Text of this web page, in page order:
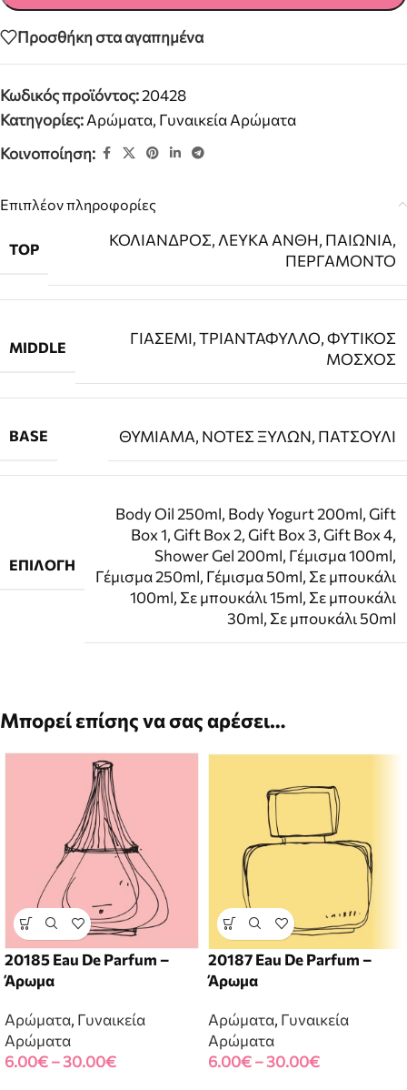
Προσθήκη στα αγαπημένα
Κωδικός προϊόντος:20428
Κατηγορίες:Αρώματα, Γυναικεία Αρώματα
Κοινοποίηση:
Επιπλέον πληροφορίες
TOP ΚΟΛΙΑΝΔΡΟΣ, ΛΕΥΚΑ ΑΝΘΗ, ΠΑΙΩΝΙΑ,
ΠΕΡΓΑΜΟΝΤΟ
MIDDLE ΓΙΑΣΕΜΙ,ΤΡΙΑΝΤΑΦΥΛΛΟ,ΦΥΤΙΚΟΣ
ΜΟΣΧΟΣ
BASE ΘΥΜΙΑΜΑ, ΝΟΤΕΣ ΞΥΛΩΝ, ΠΑΤΣΟΥΛΙ
ΕΠΙΛΟΓΉ
Body Oil 250ml, Body Yogurt 200ml,Gift
Box 1,Gift Box 2,Gift Box 3,Gift Box 4,
Shower Gel 200ml, Γέμισμα 100ml,
Γέμισμα 250ml, Γέμισμα 50ml, Σε μπουκάλι
100ml, Σε μπουκάλι 15ml, Σε μπουκάλι
30ml, Σε μπουκάλι 50ml
Μπορεί επίσης να σας αρέσει…
20185 Eau De Parfum –
Άρωμα
Αρώματα, Γυναικεία
Αρώματα
6.00€–30.00€
20187 Eau De Parfum –
Άρωμα
Αρώματα, Γυναικεία
Αρώματα
6.00€–30.00€